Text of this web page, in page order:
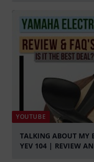
YOUTUBE
TALKING ABOUT MY
YEV 104 | REVIEW